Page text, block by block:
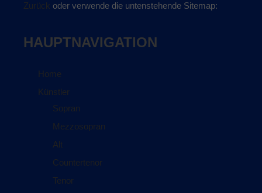
Zurück oder verwende die untenstehende Sitemap:
HAUPTNAVIGATION
Home
Künstler
Sopran
Mezzosopran
Alt
Countertenor
Tenor